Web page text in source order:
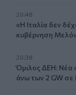
20:48
«Η Ιταλία δεν
κυβέρνηση
20:38
Όμιλος ΔΕΗ: Νέα
άνω των 2 GW σε